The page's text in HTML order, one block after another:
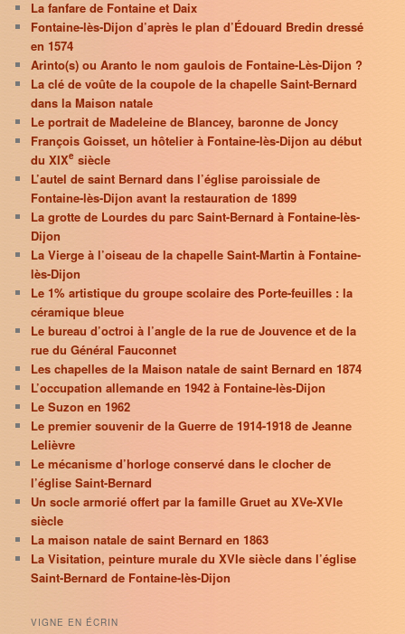
La fanfare de Fontaine et Daix
Fontaine-lès-Dijon d’après le plan d’Édouard Bredin dressé
en 1574
Arinto(s) ou Aranto le nom gaulois de Fontaine-Lès-Dijon ?
La clé de voûte de la coupole de la chapelle Saint-Bernard
dans la Maison natale
Le portrait de Madeleine de Blancey, baronne de Joncy
François Goisset, un hôtelier à Fontaine-lès-Dijon au début
du XIXe siècle
L’autel de saint Bernard dans l’église paroissiale de
Fontaine-lès-Dijon avant la restauration de 1899
La grotte de Lourdes du parc Saint-Bernard à Fontaine-lès-
Dijon
La Vierge à l’oiseau de la chapelle Saint-Martin à Fontaine-
lès-Dijon
Le 1% artistique du groupe scolaire des Porte-feuilles : la
céramique bleue
Le bureau d’octroi à l’angle de la rue de Jouvence et de la
rue du Général Fauconnet
Les chapelles de la Maison natale de saint Bernard en 1874
L’occupation allemande en 1942 à Fontaine-lès-Dijon
Le Suzon en 1962
Le premier souvenir de la Guerre de 1914-1918 de Jeanne
Lelièvre
Le mécanisme d’horloge conservé dans le clocher de
l’église Saint-Bernard
Un socle armorié offert par la famille Gruet au XVe-XVIe
siècle
La maison natale de saint Bernard en 1863
La Visitation, peinture murale du XVIe siècle dans l’église
Saint-Bernard de Fontaine-lès-Dijon
VIGNE EN ÉCRIN